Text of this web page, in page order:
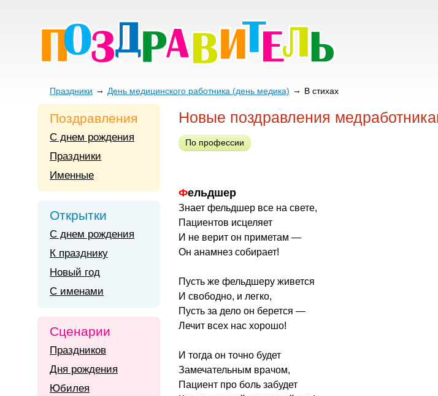
Праздники День медицинского работника (день медика) В стихах
Новые поздравления
По профессии
Фельдшер
Знает фельдшер все на свете,
Пациентов исцеляет
И не верит он приметам —
Он анамнез собирает!
Пусть же фельдшеру живется
И свободно, и легко,
Пусть за дело он берется —
Лечит всех нас хорошо!
И тогда он точно будет
Замечательным врачом,
Пациент про боль забудет
Поздравления
С днем рождения
Праздники
Именные
Открытки
С днем рождения
К празднику
Новый год
С именами
Сценарии
Праздников
Дня рождения
Юбилея